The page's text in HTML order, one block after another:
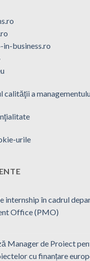
business.ro
calităţii a
urile
internship în cadrul
Office (PMO)
Manager de Proiect
cu finanțare